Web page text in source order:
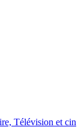
Télévision et